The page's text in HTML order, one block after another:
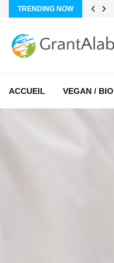
TRENDING NOW
ACCUEIL VEGAN / BIO